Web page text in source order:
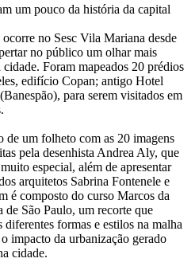
um pouco da história da capital
no Sesc Vila Mariana desde
no público um olhar mais
Foram mapeados 20 prédios
edifício Copan; antigo Hotel
para serem visitados em
um folheto com as 20 imagens
pela desenhista Andrea Aly, que
especial, além de apresentar
arquitetos Sabrina Fontenele e
é composto do curso Marcos da
São Paulo, um recorte que
formas e estilos na malha
impacto da urbanização gerado
cidade.